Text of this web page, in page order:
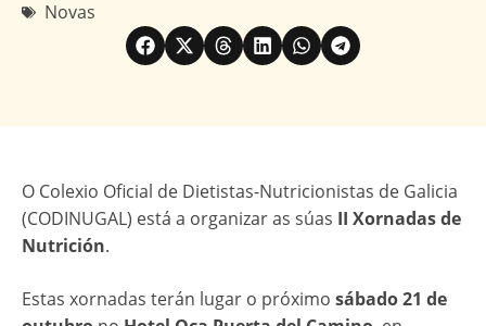
Novas
O Colexio Oficial de Dietistas-Nutricionistas de Galicia
(CODINUGAL) está a organizar as súas II Xornadas de
Nutrición.
Estas xornadas terán lugar o próximo sábado 21 de